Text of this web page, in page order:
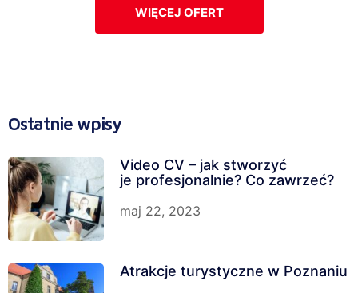
WIĘCEJ OFERT
Ostatnie wpisy
Video CV – jak stworzyć
je profesjonalnie? Co zawrzeć?
maj 22, 2023
Atrakcje turystyczne w Poznaniu